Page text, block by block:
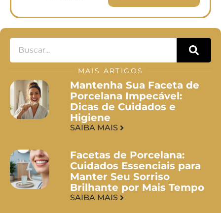
MAIS ARTIGOS
Mantenha Sua Faceta de
Porcelana Impecável:
Dicas de Cuidados e
Higiene
SAIBA MAIS
Facetas de Porcelana:
Cuidados Essenciais para
Manter Seu Sorriso
Brilhante por Mais Tempo
SAIBA MAIS